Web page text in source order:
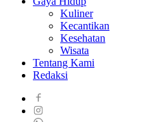
Kuliner
Kecantikan
Kesehatan
Wisata
Tentang Kami
Redaksi